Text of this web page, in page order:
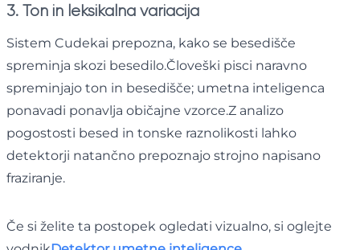
3. Ton in leksikalna variacija
Sistem Cudekai prepozna, kako se besedišče
spreminja skozi besedilo.Človeški pisci naravno
spreminjajo ton in besedišče; umetna inteligenca
ponavadi ponavlja običajne vzorce.Z analizo
pogostosti besed in tonske raznolikosti lahko
detektorji natančno prepoznajo strojno napisano
fraziranje.
Če si želite ta postopek ogledati vizualno, si oglejte